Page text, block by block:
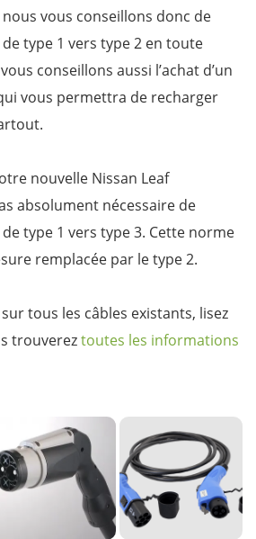
vous conseillons donc de
type 1 vers type 2 en toute
conseillons aussi l’achat d’un
vous permettra de recharger
nouvelle Nissan Leaf
absolument nécessaire de
type 1 vers type 3. Cette norme
remplacée par le type 2.
tous les câbles existants, lisez
trouvereztoutes les informations